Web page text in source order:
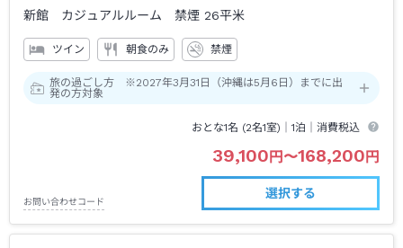
新館 カジュアルルーム 禁煙 26平米
ツイン 朝食のみ 禁煙
旅の過ごし方 ※2027年3月31日（沖縄は5月6日）までに出
発の方対象
おとな1名 (2名1室)｜1泊 ｜消費税込
39,100円〜168,200円
お問い合わせコード
選択する